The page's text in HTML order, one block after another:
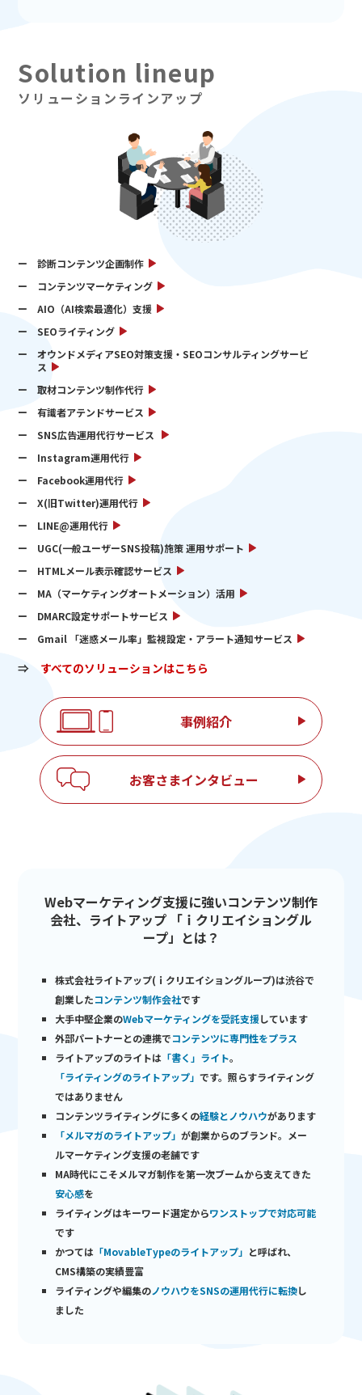
ソリューションラインアップ
診断コンテンツ企画制作
コンテンツマーケティング
AIO（AI検索最適化）支援
SEOライティング
オウンドメディアSEO対策支援・SEOコンサルティングサービ
ス
取材コンテンツ制作代行
有識者アテンドサービス
SNS広告運用代行サービス
Instagram運用代行
Facebook運用代行
X(旧Twitter)運用代行
LINE@運用代行
UGC(一般ユーザーSNS投稿)施策 運用サポート
HTMLメール表示確認サービス
MA（マーケティングオートメーション）活用
DMARC設定サポートサービス
Gmail 「迷惑メール率」監視設定・アラート通知サービス
⇒ すべてのソリューションはこちら
事例紹介
お客さまインタビュー
Webマーケティング支援に強いコンテンツ制作
会社、ライトアップ 「ｉクリエイショングル
ープ」とは？
株式会社ライトアップ(ｉクリエイショングループ)は渋谷で
創業したコンテンツ制作会社です
大手中堅企業のWebマーケティングを受託支援しています
外部パートナーとの連携でコンテンツに専門性をプラス
ライトアップのライトは 「書く」ライト。
「ライティングのライトアップ」です。照らすライティング
ではありません
コンテンツライティングに多くの経験とノウハウがあります
「メルマガのライトアップ」が創業からのブランド。メー
ルマーケティング支援の老舗です
MA時代にこそメルマガ制作を第一次ブームから支えてきた
安心感を
ライティングはキーワード選定からワンストップで対応可能
です
かつては 「MovableTypeのライトアップ」 と呼ばれ、
CMS構築の実績豊富
ライティングや編集のノウハウをSNSの運用代行に転換し
ました